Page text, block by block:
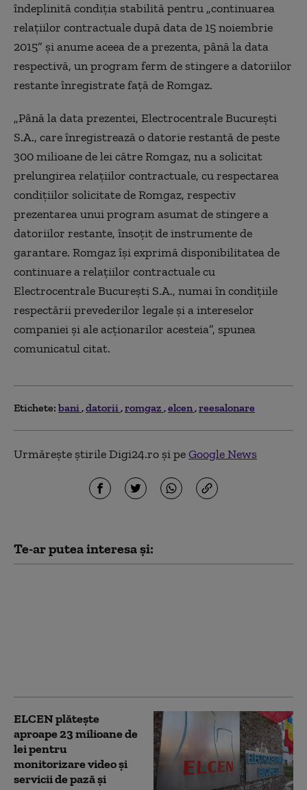
îndeplinită condiția stabilită pentru „continuarea
relațiilor contractuale după data de 15 noiembrie
2015” și anume aceea de a prezenta, până la data
respectivă, un program ferm de stingere a datoriilor
restante înregistrate față de Romgaz.
„Până la data prezentei, Electrocentrale București
S.A., care înregistrează o datorie restantă de peste
300 milioane de lei către Romgaz, nu a solicitat
prelungirea relațiilor contractuale, cu respectarea
condițiilor solicitate de Romgaz, respectiv
prezentarea unui program asumat de stingere a
datoriilor restante, însoțit de instrumente de
garantare. Romgaz își exprimă disponibilitatea de
continuare a relațiilor contractuale cu
Electrocentrale București S.A., numai în condițiile
respectării prevederilor legale și a intereselor
companiei și ale acționarilor acesteia”, spunea
comunicatul citat.
Etichete: bani datorii romgaz elcen reesalonare
Urmărește știrile Digi24.ro și peGoogle News
Te-ar putea interesa și:
ELCEN plăteşte
aproape 23 milioane de
lei pentru
monitorizare video şi
servicii de pază şi